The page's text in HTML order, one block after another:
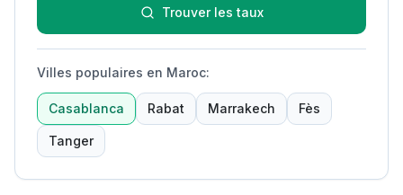
Trouver les taux
Villes populaires en Maroc:
Casablanca Rabat Marrakech Fès
Tanger